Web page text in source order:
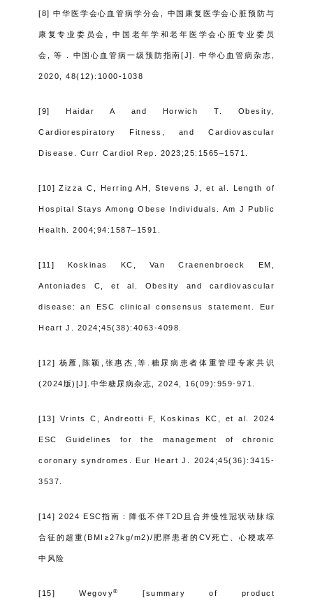
[8]中华医学会心血管病学分会 中国康复医学会心脏预防与
康复专业委员会 ,中国老年学和老年医学会心脏专业委员
会 ,等 中国心血管病一级预防指南 [J].中华心血管病杂志
2020, 48(12):1000-1038
[9] Haidar A and Horwich T. Obesity,
Cardiorespiratory Fitness, and Cardiovascular
Disease. Curr Cardiol Rep. 2023;25:1565–1571.
[10] Zizza C, Herring AH, Stevens J, et al. Length of
Hospital Stays Among Obese Individuals. Am J Public
Health. 2004;94:1587–1591.
[11] Koskinas KC, Van Craenenbroeck EM,
Antoniades C, et al. Obesity and cardiovascular
disease: an ESC clinical consensus statement. Eur
Heart J. 2024;45(38):4063-4098.
[12] 杨雁 陈颖 张惠杰 等 糖尿病患者体重管理专家共识
(2024 版)[J]. 中华糖尿病杂志 , 2024, 16(09):959-971.
[13] Vrints C, Andreotti F, Koskinas KC, et al. 2024
ESC Guidelines for the management of chronic
coronary syndromes. Eur Heart J. 2024;45(36):3415-
3537.
[14] 2024 ESC指南：降低不伴T2D 且合并慢性冠状动脉综
合征的超重(BMI ≥27kg/m2)/ 肥胖患者的 CV死亡、心梗或卒
中风险
[15] Wegovy® [summary of product